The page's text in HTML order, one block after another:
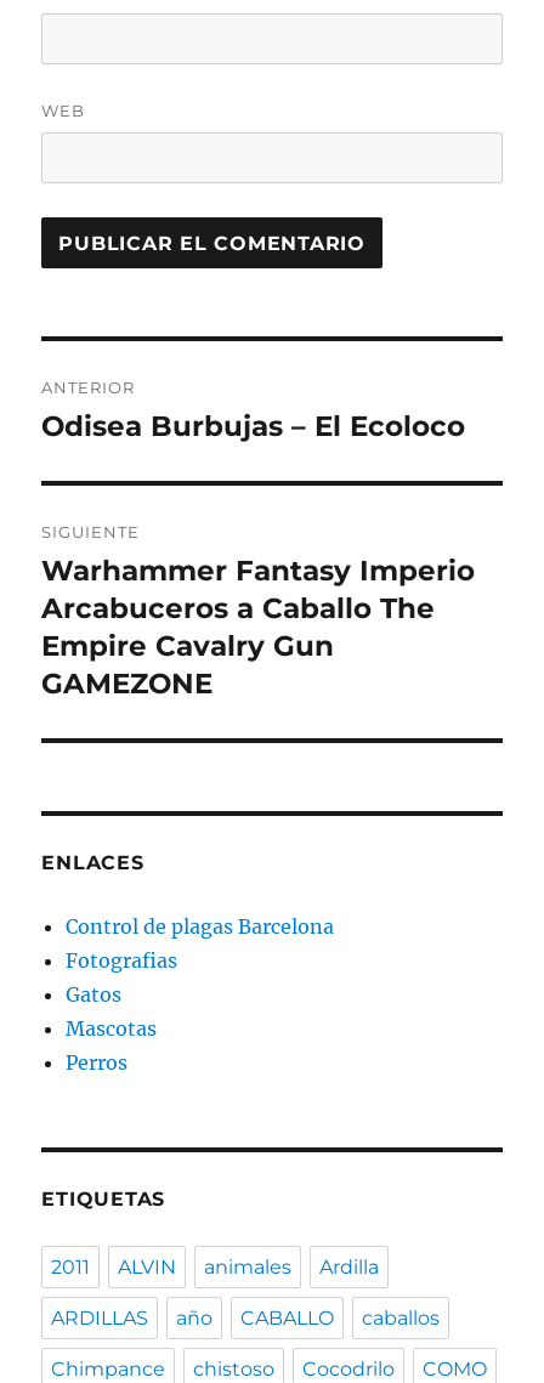
WEB
de
ANTERIOR
Entrada
Odisea Burbujas – El Ecoloco
SIGUIENTE
Entrada
siguiente:
Warhammer Fantasy Imperio
Arcabuceros a Caballo The
Empire Cavalry Gun
GAMEZONE
ENLACES
Control de plagas Barcelona
Fotografias
Gatos
Mascotas
Perros
ETIQUETAS
2011 ALVIN animales Ardilla
ARDILLAS año CABALLO caballos
Chimpance chistoso Cocodrilo COMO